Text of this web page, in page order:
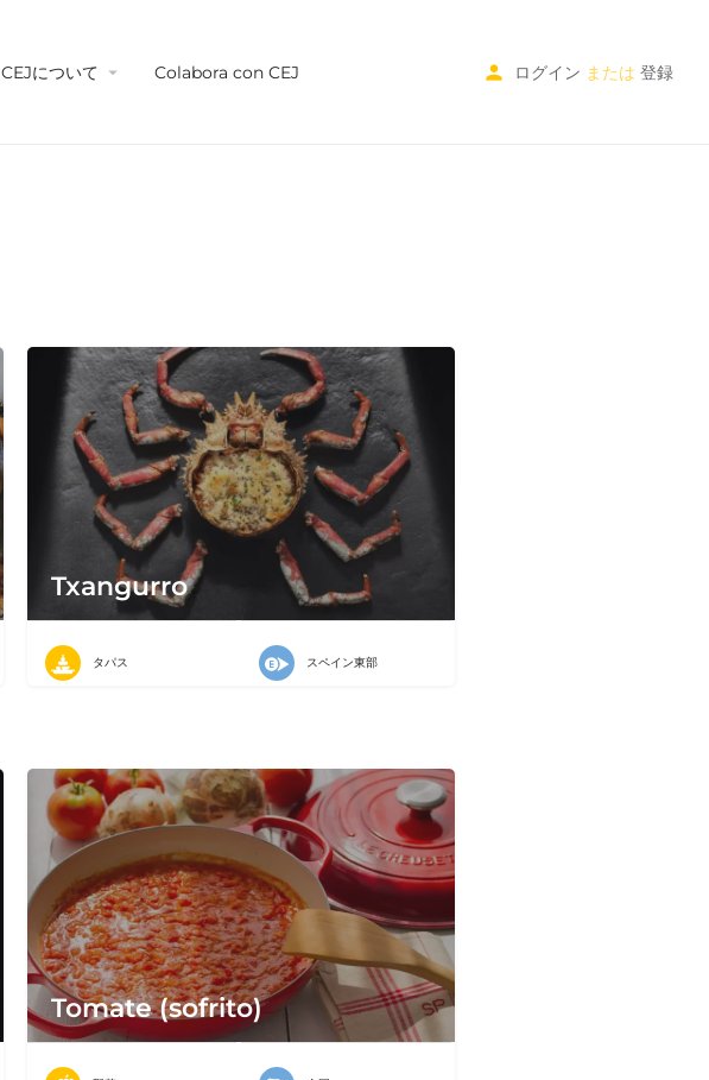
CEJについて Colabora con CEJ ログイン または 登録
Txangurro
タパス スペイン東部
Tomate (sofrito)